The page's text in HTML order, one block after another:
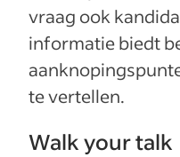
vraag ook
informatie biedt
te vertellen.
Walk your talk